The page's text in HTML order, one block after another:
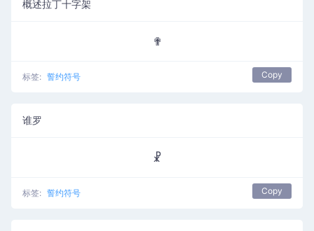
概述拉丁十字架
✟
标签: 誓约符号 Copy
谁罗
☧
标签: 誓约符号 Copy